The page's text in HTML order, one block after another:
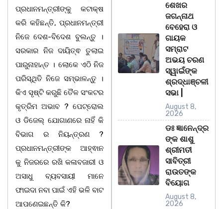
ପ୍ରଧାନମନ୍ତ୍ରୀଙ୍କୁ କଟାକ୍ଷ
କରି କହିଛନ୍ତି, ପ୍ରଧାନମନ୍ତ୍ରୀ
ନିଜେ ଦେଶ-ବିଦେଶ ବୁଲନ୍ତୁ ।
ସରକାର ନିଜ ଦାୟିତ୍ଵ ତୁଲାଇ
ପାରୁନାହାନ୍ତ । ଲୋକେ ଏଠି ନିଜ
ପରିସ୍ଥିତି ନିଜେ ସମ୍ଭାଳନ୍ତୁ ।
କିଏ ସୃଷ୍ଟି କରୁଛି ତୈଳ ସଂକଟର
କୃତ୍ରିମ ଅଭାବ ? ପେଟ୍ରୋଲ
ଓ ଡିଜେଲ୍ ଯୋଗାଣରେ ନାହିଁ କି
ବିଭାଗ ର ନିୟନ୍ତ୍ରଣ ?
ପ୍ରଧାନମନ୍ତ୍ରୀଙ୍କ ଆହ୍ଵାନ
କୁ ନିଜରରେ ରଖି କଳାବଜାରୀ ଓ
ଅସାଧୁ ବ୍ୟବସାୟୀ ମାନେ
ଫାଇଦା ନବା ପାଇଁ ଏହି ଭଳି ବାଟ
ଆପଣେଇଛନ୍ତି କି?
ଶେଖର
ଜଗନ୍ନାଥ
ବେହେରା ଓ
ଗାୟକ
ସମ୍ରାଟ
ଅଭୟ ଚରଣ
ସ୍ୱାଇଁଙ୍କ
ଶ୍ରଦ୍ଧାଞ୍ଚଳୀ
ସଭା |
August 8,
2026
ଡଃ ଜ୍ଞାନେନ୍ଦ୍ର
ଙ୍କ ଶାଶୁ
ଶ୍ରୀମତୀ
ସାବିତ୍ରୀ
ରାଉତଙ୍କ
ବିୟୋଗ
August 8,
2026